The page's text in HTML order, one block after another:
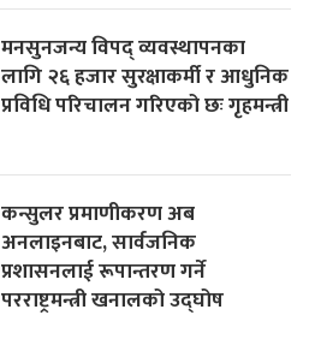
मनसुनजन्य विपद् व्यवस्थापनका
लागि २६ हजार सुरक्षाकर्मी र आधुनिक
प्रविधि परिचालन गरिएको छः गृहमन्त्री
कन्सुलर प्रमाणीकरण अब
अनलाइनबाट, सार्वजनिक
प्रशासनलाई रूपान्तरण गर्ने
परराष्ट्रमन्त्री खनालको उद्घोष